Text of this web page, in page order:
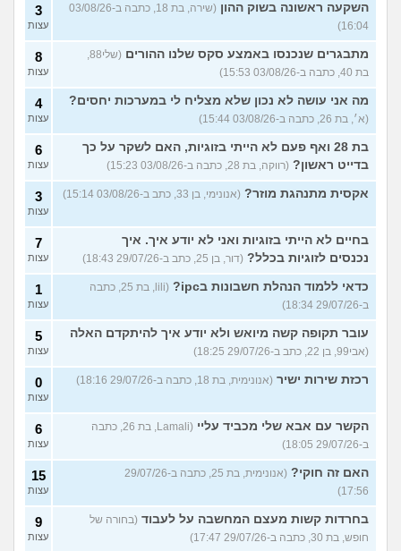
השקעה ראשונה בשוק ההון
(שירה, בת 18, כתבה ב-03/08/26
16:04)
3
עצות
מתבגרים שנכנסו באמצע סקס שלנו ההורים
(שלי88,
בת 40, כתבה ב-03/08/26 15:53)
8
עצות
מה אני עושה לא נכון שלא מצליח לי במערכות יחסים?
(א׳, בת 26, כתבה ב-03/08/26 15:44)
4
עצות
בת 28 ואף פעם לא הייתי בזוגיות, האם לשקר על כך
בדייט ראשון? (רווקה, בת 28, כתבה ב-03/08/26 15:23)
6
עצות
אקסית מתנהגת מוזר? (אנונימי, בן 33, כתב ב-03/08/26 15:14) 3
עצות
בחיים לא הייתי בזוגיות ואני לא יודע איך. איך
נכנסים לזוגיות בכלל? (דור, בן 25, כתב ב-29/07/26 18:43)
7
עצות
כדאי ללמוד הנהלת חשבונות בipc?
(lili, בת 25, כתבה
ב-29/07/26 18:34)
1
עצות
עובר תקופה קשה מיואש ולא יודע איך להיתקדם האלה
(אבי99, בן 22, כתב ב-29/07/26 18:25)
5
עצות
רכזת שירות ישיר (אנונימית, בת 18, כתבה ב-29/07/26 18:16) 0
עצות
הקשר עם אבא שלי מכביד עליי
(Lamali, בת 26, כתבה
ב-29/07/26 18:05)
6
עצות
האם זה חוקי?
(אנונימית, בת 25, כתבה ב-29/07/26
17:56)
15
עצות
בחרדות קשות מעצם המחשבה על לעבוד (בחורה של
חופש, בת 30, כתבה ב-29/07/26 17:47)
9
עצות